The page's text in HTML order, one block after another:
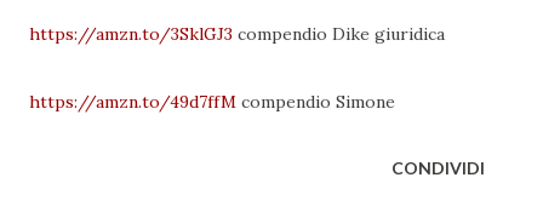
https://amzn.to/3SklGJ3 compendio Dike giuridica
https://amzn.to/49d7ffM compendio Simone
CONDIVIDI